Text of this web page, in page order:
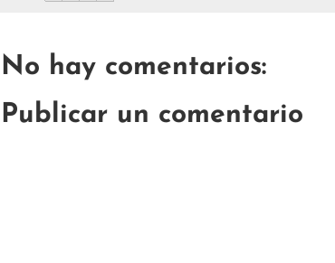
No hay comentarios:
Publicar un comentario